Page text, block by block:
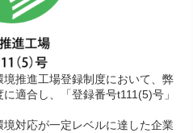
推進工場登録制度において、弊
適合し、「登録番号t111(5)号」
対応が一定レベルに達した企業